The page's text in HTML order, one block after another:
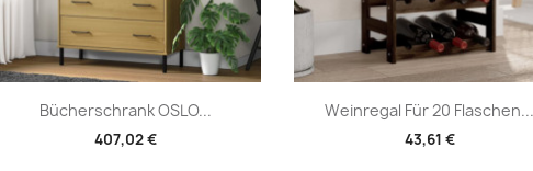
Bücherschrank OSLO...
407,02 €
Vorschau Weinregal Für 20 Flaschen...
43,61 €
 Vorschau